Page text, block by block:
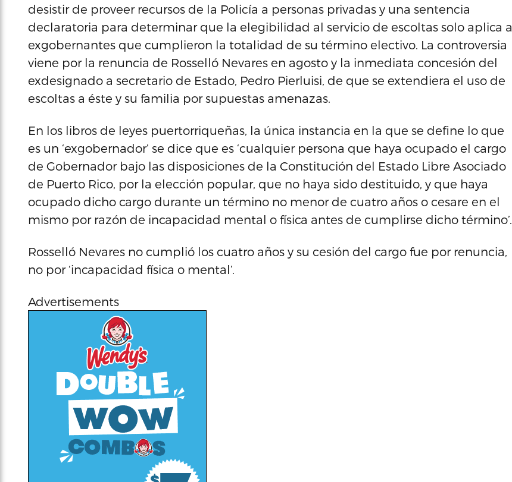
desistir de proveer recursos de la Policía a personas privadas y una sentencia
declaratoria para determinar que la elegibilidad al servicio de escoltas solo aplica a
exgobernantes que cumplieron la totalidad de su término electivo. La controversia
viene por la renuncia de Rosselló Nevares en agosto y la inmediata concesión del
exdesignado a secretario de Estado, Pedro Pierluisi, de que se extendiera el uso de
escoltas a éste y su familia por supuestas amenazas.
En los libros de leyes puertorriqueñas, la única instancia en la que se define lo que
es un ‘exgobernador’ se dice que es ‘cualquier persona que haya ocupado el cargo
de Gobernador bajo las disposiciones de la Constitución del Estado Libre Asociado
de Puerto Rico, por la elección popular, que no haya sido destituido, y que haya
ocupado dicho cargo durante un término no menor de cuatro años o cesare en el
mismo por razón de incapacidad mental o física antes de cumplirse dicho término’.
Rosselló Nevares no cumplió los cuatro años y su cesión del cargo fue por renuncia,
no por ‘incapacidad física o mental’.
Advertisements